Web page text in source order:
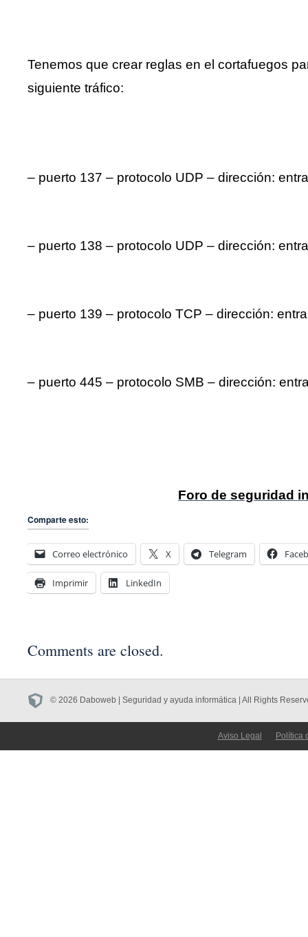
Tenemos que crear reglas en el cortafuegos
siguiente tráfico:
– puerto 137 – protocolo UDP – dirección:
– puerto 138 – protocolo UDP – dirección:
– puerto 139 – protocolo TCP – dirección:
– puerto 445 – protocolo SMB – dirección:
Foro de seguridad
Comparte esto:
Correo electrónico X Telegram
Imprimir LinkedIn
Comments are closed.
© 2026 Daboweb | Seguridad y ayuda informática | All Rights
Aviso Legal Política